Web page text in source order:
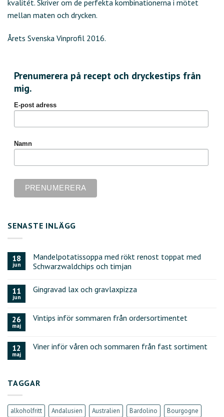
kvalitét. Skriver om de perfekta kombinationerna i mötet
mellan maten och drycken.
Årets Svenska Vinprofil 2016.
Prenumerera på recept och dryckestips från
mig.
E-post adress
Namn
SENASTE INLÄGG
18
jun
Mandelpotatissoppa med rökt renost toppat med
Schwarzwaldchips och timjan
11
jun
Gingravad lax och gravlaxpizza
26
maj
Vintips inför sommaren från ordersortimentet
12
maj
Viner inför våren och sommaren från fast sortiment
TAGGAR
alkoholfritt Andalusien Australien Bardolino
Bourgogne